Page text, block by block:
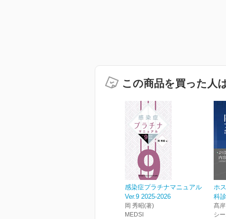
この商品を買った人
感染症プラチナマニュアル
Ver.9 2025-2026
岡 秀昭(著)
MEDSI
ホ
科
髙
シ